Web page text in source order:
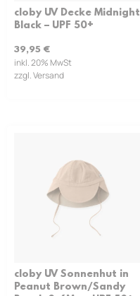
cloby UV Decke Midnight
Black – UPF 50+
39,95 €
inkl. 20% MwSt
zzgl. Versand
cloby UV Sonnenhut in
Peanut Brown/Sandy